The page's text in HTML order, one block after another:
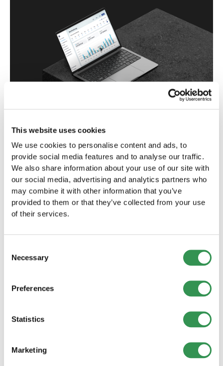
This website uses cookies
We use cookies to personalise content and ads, to
provide social media features and to analyse our traffic.
We also share information about your use of our site with
our social media, advertising and analytics partners who
may combine it with other information that you’ve
provided to them or that they’ve collected from your use
of their services.
Selection
Necessary
Preferences
Statistics
Marketing
Wie Findea.ch Ihr Business langfristig
begleitet – und wie Sie Teil davon werden
können
Findea.ch startet eine Crowdinvesting-Kampagne!
Investieren Sie in die digitale Treuhand-Zukunft und
profitieren Sie von Gutscheinen, Events & attraktiver
Rendite.
Mehr lesen